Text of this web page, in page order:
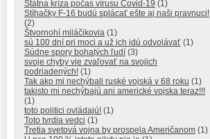
Štátna kríza počas vírusu Covid-19 (1)
Stíhačky F-16 budú splácať ešte aj naši pravnuci!
(2)
Štvornohí miláčikovia (1)
sú 100 dní pri moci a už ich idú odvolávať (1)
Súdne spory bohatých ľudí (3)
svoje chyby vie zvaľovať na svojich
podriadených! (1)
Tak ako mi nechýbali ruské vojská v 68 roku (1)
takisto mi nechýbajú ani americké vojska teraz!!!
(1)
toto politici ovládajú! (1)
Toto tvrdia vedci (1)
Tretia svetová vojna by prospela Američanom (1)